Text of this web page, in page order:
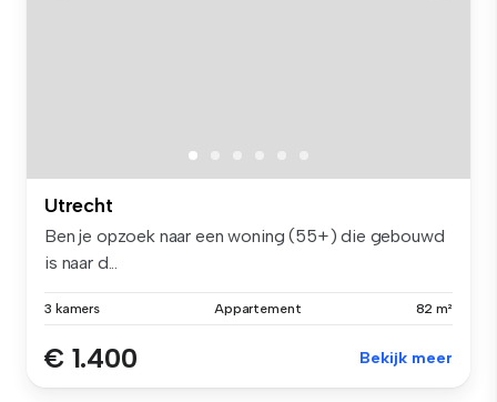
Utrecht
Ben je opzoek naar een woning (55+) die gebouwd
is naar d...
3 kamers Appartement 82 m²
€ 1.400 Bekijk meer